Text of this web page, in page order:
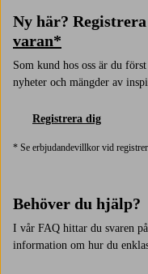
Ny här?
varan*
Som kund hos oss är du
nyheter och mängder av
Registrera dig
* Se erbjudandevillkor vid
Behöver du hjälp?
I vår FAQ hittar du svaren
information om hur du